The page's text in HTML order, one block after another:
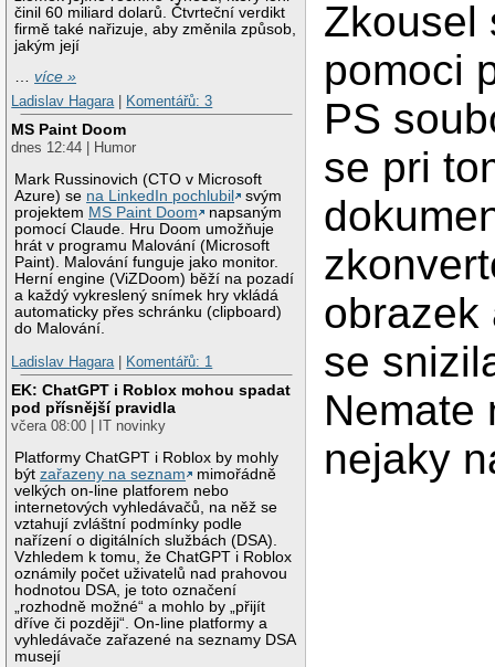
činil 60 miliard dolarů. Čtvrteční verdikt
firmě také nařizuje, aby změnila způsob,
jakým její
…více »
Ladislav Hagara
Komentářů: 3
MS Paint Doom
dnes 12:44 | Humor
Mark Russinovich (CTO v Microsoft
Azure) se na LinkedIn pochlubil
svým
projektem MS Paint Doom
napsaným
pomocí Claude. Hru Doom umožňuje
hrát v programu Malování (Microsoft
Paint). Malování funguje jako monitor.
Herní engine (ViZDoom) běží na pozadí
a každý vykreslený snímek hry vkládá
automaticky přes schránku (clipboard)
do Malování.
Ladislav Hagara
Komentářů: 1
EK: ChatGPT i Roblox mohou spadat
pod přísnější pravidla
včera 08:00 | IT novinky
Platformy ChatGPT i Roblox by mohly
býtzařazeny na seznam
mimořádně
velkých on-line platforem nebo
internetových vyhledávačů, na něž se
vztahují zvláštní podmínky podle
nařízení o digitálních službách (DSA).
Vzhledem k tomu, že ChatGPT i Roblox
oznámily počet uživatelů nad prahovou
hodnotou DSA, je toto označení
„rozhodně možné“ a mohlo by „přijít
dříve či později“. On-line platformy a
vyhledávače zařazené na seznamy DSA
musejí
Zkousel
pomoci
PS
se pri
obrazek
se
Nemate
nejaky